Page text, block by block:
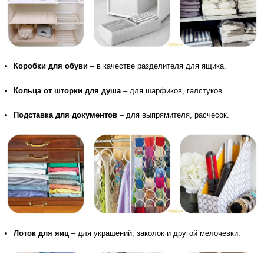
Коробки для обуви – в качестве разделителя для ящика.
Кольца от шторки для душа – для шарфиков, галстуков.
Подставка для документов – для выпрямителя, расчесок.
Лоток для яиц – для украшений, заколок и другой мелочевки.